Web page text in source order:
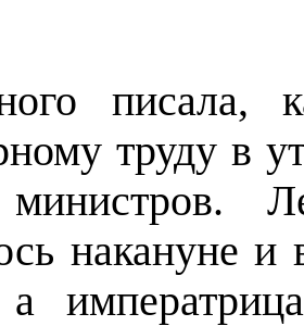
писала,
труду в
накануне и
а